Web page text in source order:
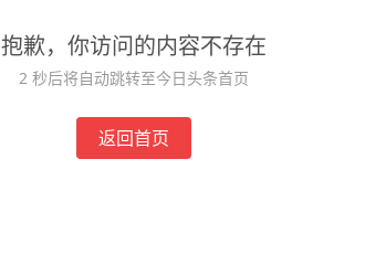
抱歉，你访问的内容不存在
1 秒后将自动跳转至今日头条首页
返回首页